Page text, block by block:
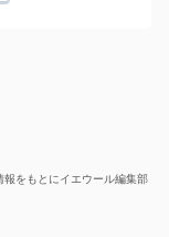
報をもとにイエウール編集部